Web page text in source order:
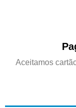
Aceitamos